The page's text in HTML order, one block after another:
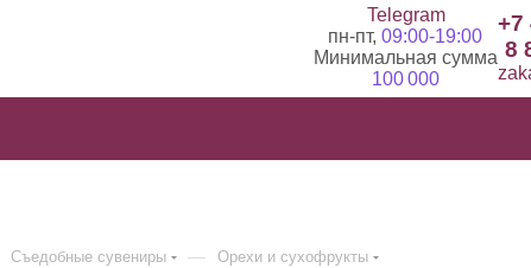
Telegram
пн-пт, 09:00-19:00
Минимальная сумма
100 000
+7
8
Съедобные сувениры — Орехи и сухофрукты